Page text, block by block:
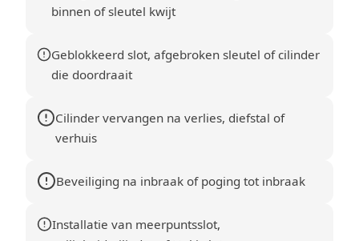
binnen of sleutel kwijt
Geblokkeerd slot, afgebroken sleutel of cilinder
die doordraait
Cilinder vervangen na verlies, diefstal of
verhuis
Beveiliging na inbraak of poging tot inbraak
Installatie van meerpuntsslot,